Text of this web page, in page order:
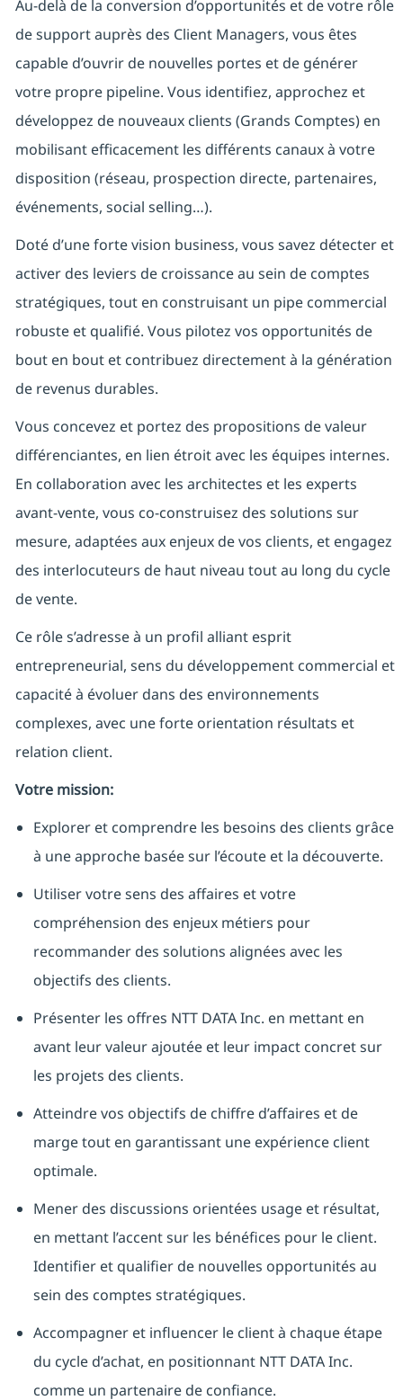
Au-delà de la conversion d’opportunités et de votre rôle
de support auprès des Client Managers, vous êtes
capable d’ouvrir de nouvelles portes et de générer
votre propre pipeline. Vous identifiez, approchez et
développez de nouveaux clients (Grands Comptes) en
mobilisant efficacement les différents canaux à votre
disposition (réseau, prospection directe, partenaires,
événements, social selling…).
Doté d’une forte vision business, vous savez détecter et
activer des leviers de croissance au sein de comptes
stratégiques, tout en construisant un pipe commercial
robuste et qualifié. Vous pilotez vos opportunités de
bout en bout et contribuez directement à la génération
de revenus durables.
Vous concevez et portez des propositions de valeur
différenciantes, en lien étroit avec les équipes internes.
En collaboration avec les architectes et les experts
avant-vente, vous co-construisez des solutions sur
mesure, adaptées aux enjeux de vos clients, et engagez
des interlocuteurs de haut niveau tout au long du cycle
de vente.
Ce rôle s’adresse à un profil alliant esprit
entrepreneurial, sens du développement commercial et
capacité à évoluer dans des environnements
complexes, avec une forte orientation résultats et
relation client.
Votre mission:
Explorer et comprendre les besoins des clients grâce
à une approche basée sur l’écoute et la découverte.
Utiliser votre sens des affaires et votre
compréhension des enjeux métiers pour
recommander des solutions alignées avec les
objectifs des clients.
Présenter les offres NTT DATA Inc. en mettant en
avant leur valeur ajoutée et leur impact concret sur
les projets des clients.
Atteindre vos objectifs de chiffre d’affaires et de
marge tout en garantissant une expérience client
optimale.
Mener des discussions orientées usage et résultat,
en mettant l’accent sur les bénéfices pour le client.
Identifier et qualifier de nouvelles opportunités au
sein des comptes stratégiques.
Accompagner et influencer le client à chaque étape
du cycle d’achat, en positionnant NTT DATA Inc.
comme un partenaire de confiance.